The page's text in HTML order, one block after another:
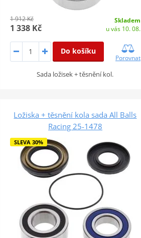
1 912 Kč
1 338 Kč
Skladem
u vás 10. 08.
Do košíku
Porovnat
Sada ložisek + těsnění kol.
Ložiska + těsnění kola sada All Balls
Racing 25-1478
SLEVA 30%